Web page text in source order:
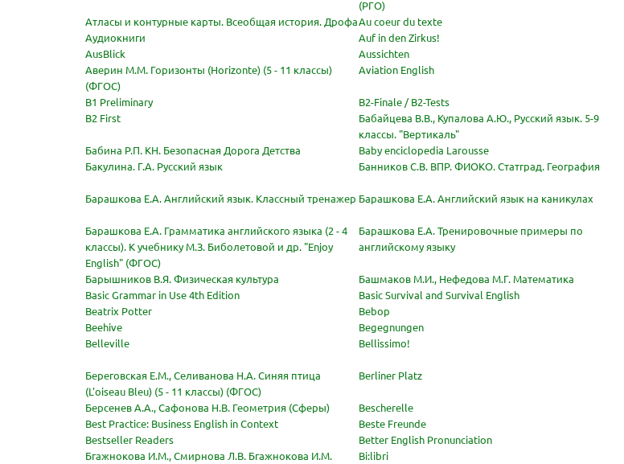
(РГО)
Атласы и контурные карты. Всеобщая история. ДрофаAu coeur du texte
Аудиокниги
Auf in den Zirkus!
AusBlick
Aussichten
Аверин М.М. Горизонты (Horizonte) (5 - 11 классы)
(ФГОС)
Aviation English
B1 Preliminary B2-Finale / B2-Tests
B2 First
Бабайцева В.В., Купалова А.Ю., Русский язык. 5-9
классы. "Вертикаль"
Бабина Р.П. КН. Безопасная Дорога Детства Baby enciclopedia Larousse
Бакулина. Г.А. Русский язык
Банников С.В. ВПР. ФИОКО. Статград. География
Барашкова Е.А. Английский язык. Классный тренажер Барашкова Е.А. Английский язык на каникулах
Барашкова Е.А. Грамматика английского языка (2 - 4
классы). К учебнику М.З. Биболетовой и др. "Enjoy
English" (ФГОС)
Барашкова Е.А. Тренировочные примеры по
английскому языку
Барышников В.Я. Физическая культура Башмаков М.И., Нефедова М.Г. Математика
Basic Grammar in Use 4th Edition
Basic Survival and Survival English
Beatrix Potter
Bebop
Beehive
Begegnungen
Belleville
Bellissimo!
Береговская Е.М., Селиванова Н.А. Синяя птица
(L'oiseau Bleu) (5 - 11 классы) (ФГОС)
Berliner Platz
Берсенев А.А., Сафонова Н.В. Геометрия (Сферы) Bescherelle
Best Practice: Business English in Context
Beste Freunde
Bestseller Readers
Better English Pronunciation
Бгажнокова И.М., Смирнова Л.В. Бгажнокова И.М.
Bi:libri